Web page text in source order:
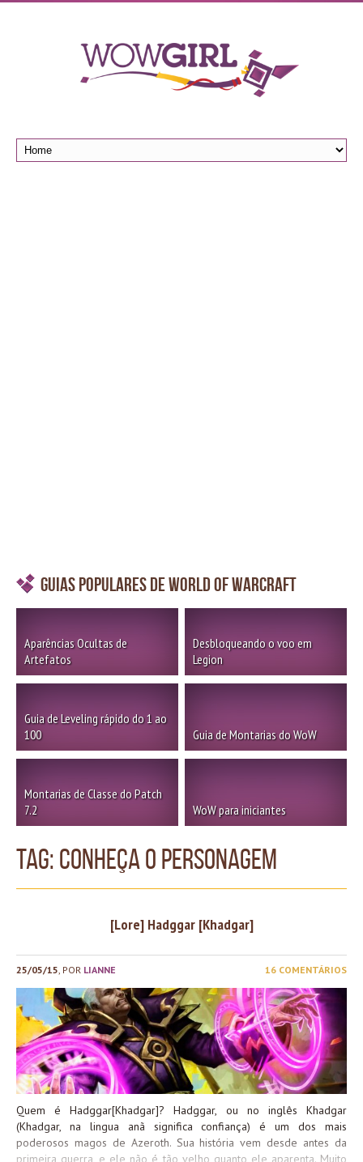
Guias Populares de World of Warcraft
Aparências Ocultas de
Artefatos
Desbloqueando o voo em
Legion
Guia de Leveling rápido do 1 ao
100
Guia de Montarias do WoW
Montarias de Classe do Patch
7.2
WoW para iniciantes
TAG: conheça o personagem
[Lore] Hadggar [Khadgar]
25/05/15, POR LIANNE 16 COMENTÁRIOS
Quem é Hadggar[Khadgar]? Hadggar, ou no inglês Khadgar
(Khadgar, na lingua anã significa confiança) é um dos mais
poderosos magos de Azeroth. Sua história vem desde antes da
primeira guerra, e ele não é tão velho quanto ele aparenta. Muito